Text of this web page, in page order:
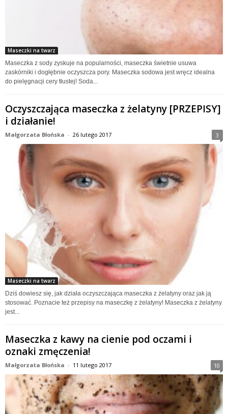
Maseczki na twarz
Maseczka z sody zyskuje na popularności, maseczka świetnie usuwa
zaskórniki i dogłębnie oczyszcza pory. Maseczka sodowa jest wręcz idealna
do pielęgnacji cery tłustej! Soda...
Oczyszczająca maseczka z żelatyny [PRZEPISY]
i działanie!
Małgorzata Błońska - 26 lutego 2017 3
Maseczki na twarz
Dziś dowiesz się, jak działa oczyszczająca maseczka z żelatyny oraz jak ją
stosować. Poznacie też przepisy na maseczkę z żelatyny! Maseczka z żelatyny
jest...
Maseczka z kawy na cienie pod oczami i
oznaki zmęczenia!
Małgorzata Błońska - 11 lutego 2017 10